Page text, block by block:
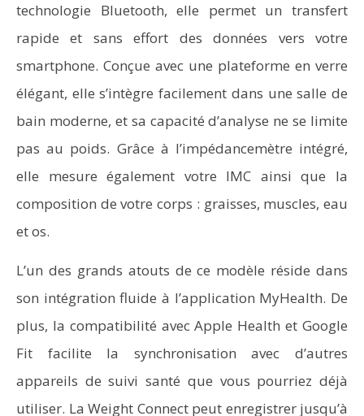
technologie Bluetooth, elle permet un transfert
rapide et sans effort des données vers votre
smartphone. Conçue avec une plateforme en verre
élégant, elle s’intègre facilement dans une salle de
bain moderne, et sa capacité d’analyse ne se limite
pas au poids. Grâce à l’impédancemètre intégré,
elle mesure également votre IMC ainsi que la
composition de votre corps : graisses, muscles, eau
et os.
L’un des grands atouts de ce modèle réside dans
son intégration fluide à l’application MyHealth. De
plus, la compatibilité avec Apple Health et Google
Fit facilite la synchronisation avec d’autres
appareils de suivi santé que vous pourriez déjà
utiliser. La Weight Connect peut enregistrer jusqu’à